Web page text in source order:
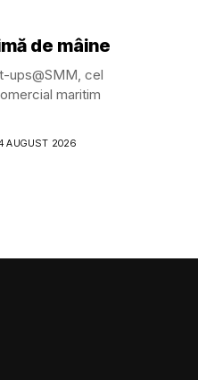
de mâine
ups@SMM, cel
maritim
AUGUST 2026